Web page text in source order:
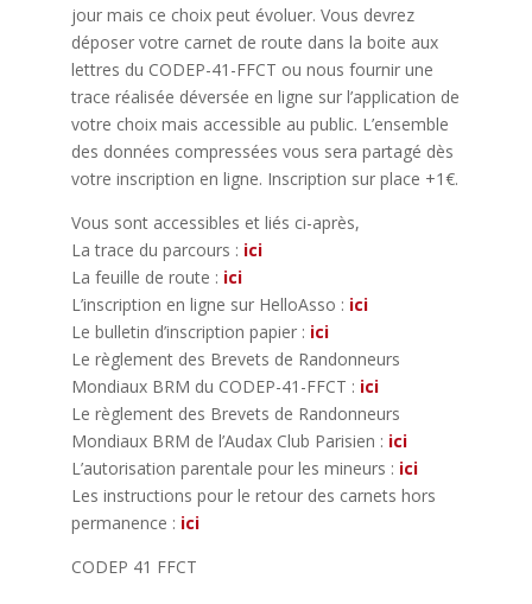
jour mais ce choix peut évoluer. Vous devrez
déposer votre carnet de route dans la boite aux
lettres du CODEP-41-FFCT ou nous fournir une
trace réalisée déversée en ligne sur l’application de
votre choix mais accessible au public. L’ensemble
des données compressées vous sera partagé dès
votre inscription en ligne. Inscription sur place +1€.
Vous sont accessibles et liés ci-après,
La trace du parcours : ici
La feuille de route : ici
L’inscription en ligne sur HelloAsso : ici
Le bulletin d’inscription papier : ici
Le règlement des Brevets de Randonneurs
Mondiaux BRM du CODEP-41-FFCT : ici
Le règlement des Brevets de Randonneurs
Mondiaux BRM de l’Audax Club Parisien : ici
L’autorisation parentale pour les mineurs : ici
Les instructions pour le retour des carnets hors
permanence : ici
CODEP 41 FFCT